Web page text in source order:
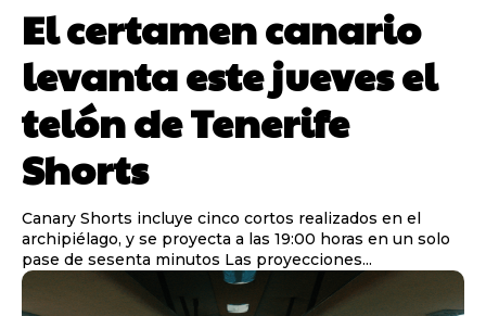
El certamen canario
levanta este jueves el
telón de Tenerife
Shorts
Canary Shorts incluye cinco cortos realizados en el
archipiélago, y se proyecta a las 19:00 horas en un solo
pase de sesenta minutos Las proyecciones...